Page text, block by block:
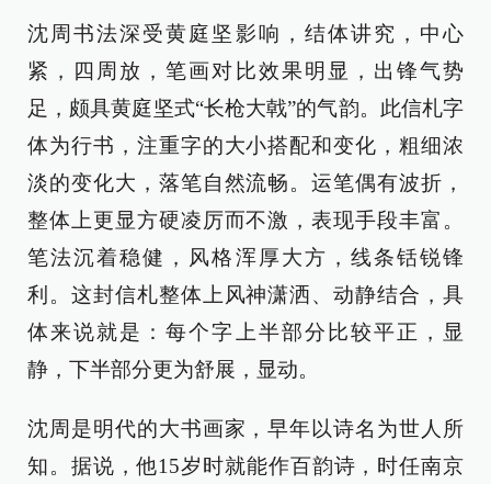
沈周书法深受黄庭坚影响，结体讲究，中心
紧，四周放，笔画对比效果明显，出锋气势
足，颇具黄庭坚式“长枪大戟”的气韵。此信札字
体为行书，注重字的大小搭配和变化，粗细浓
淡的变化大，落笔自然流畅。运笔偶有波折，
整体上更显方硬凌厉而不激，表现手段丰富。
笔法沉着稳健，风格浑厚大方，线条铦锐锋
利。这封信札整体上风神潇洒、动静结合，具
体来说就是：每个字上半部分比较平正，显
静，下半部分更为舒展，显动。
沈周是明代的大书画家，早年以诗名为世人所
知。据说，他15岁时就能作百韵诗，时任南京